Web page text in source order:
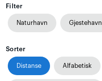
Filter
Naturhavn Gjestehavn
Sorter
Distanse Alfabetisk